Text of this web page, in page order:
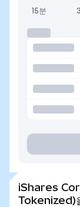
15분
iShares
Tokenized)